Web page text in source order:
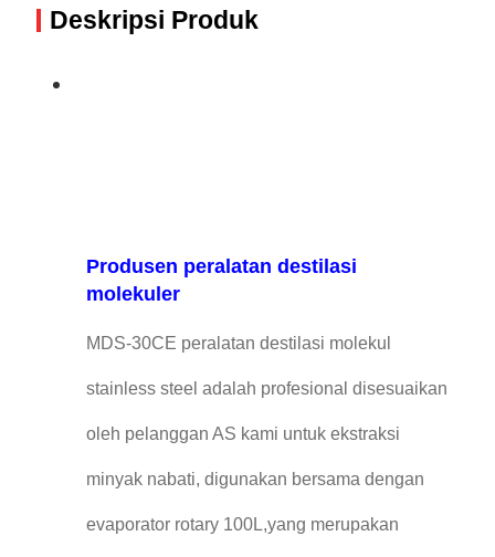
Deskripsi Produk
Produsen peralatan destilasi
molekuler
MDS-30CE peralatan destilasi molekul
stainless steel adalah profesional disesuaikan
oleh pelanggan AS kami untuk ekstraksi
minyak nabati, digunakan bersama dengan
evaporator rotary 100L,yang merupakan